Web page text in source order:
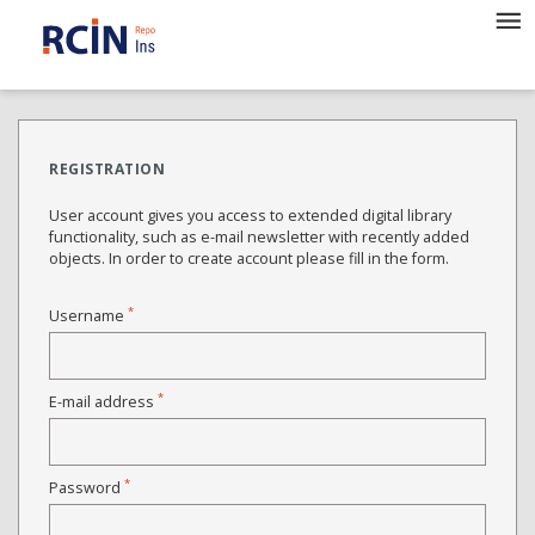
REGISTRATION
User account gives you access to extended digital library
functionality, such as e-mail newsletter with recently added
objects. In order to create account please fill in the form.
Username *
E-mail address *
Password *